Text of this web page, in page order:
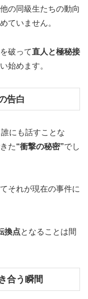
の同級生たちの動向
ていません。
破って直人と極秘接
始めます。
告白
にも話すことな
た“衝撃の秘密”でし
それが現在の事件に
換点となることは間
合う瞬間